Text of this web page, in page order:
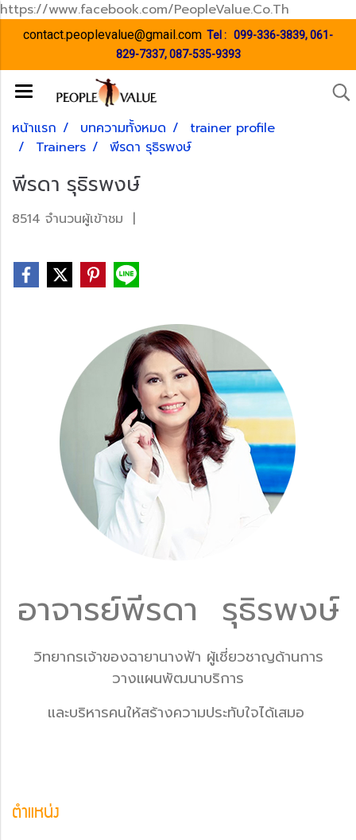
https://www.facebook.com/PeopleValue.Co.Th
contact.peoplevalue@gmail.com Tel : 099-336-3839,061-
829-7337,087-535-9393
หน้าแรก บทความทั้งหมด
trainer profile
Trainers
พีรดา รุธิรพงษ์
พีรดา รุธิรพงษ์
8514 จำนวนผู้เข้าชม |
อาจารย์พีรดา รุธิรพงษ์
วิทยากรเจ้าของฉายานางฟ้า ผู้เชี่ยวชาญด้านการ
วางแผนพัฒนาบริการ
และบริหารคนให้สร้างความประทับใจได้เสมอ
ตำแหน่ง